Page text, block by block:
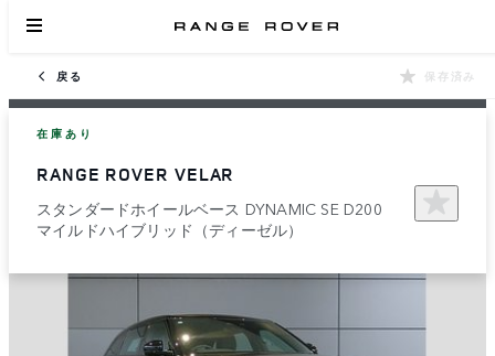
戻る 保存済み
在庫あり
RANGE ROVER VELAR
スタンダードホイールベース DYNAMIC SE D200
マイルドハイブリッド（ディーゼル）